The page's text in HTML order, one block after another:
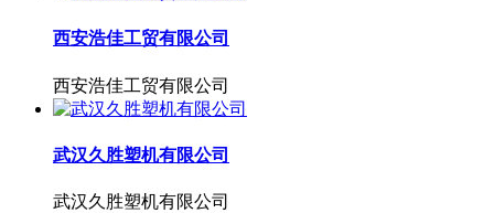
西安浩佳工贸有限公司
西安浩佳工贸有限公司
武汉久胜塑机有限公司
武汉久胜塑机有限公司